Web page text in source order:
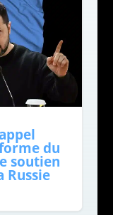
du
soutien
Russie